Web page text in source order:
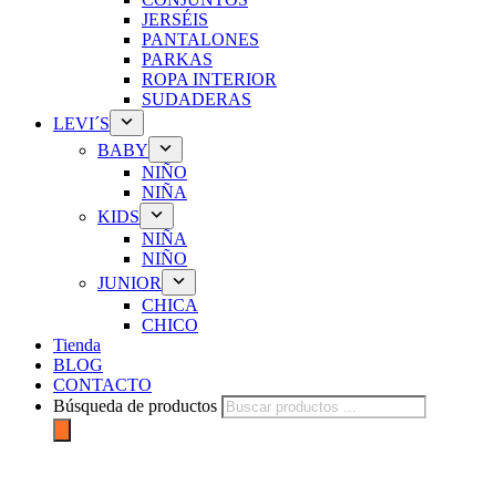
JERSÉIS
PANTALONES
PARKAS
ROPA INTERIOR
SUDADERAS
LEVI´S
BABY
NIÑO
NIÑA
KIDS
NIÑA
NIÑO
JUNIOR
CHICA
CHICO
Tienda
BLOG
CONTACTO
Búsqueda de productos